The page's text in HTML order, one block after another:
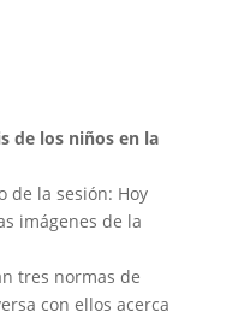
de los niños en la
de la sesión: Hoy
imágenes de la
tres normas de
con ellos acerca